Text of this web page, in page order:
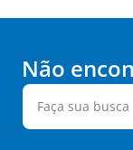
Não